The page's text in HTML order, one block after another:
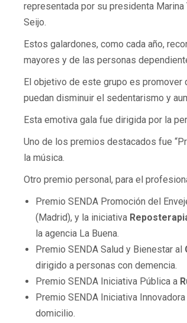
representada por su presidenta
Seijo.
Estos galardones, como cada año,
mayores y de las personas
El objetivo de este grupo es promover
puedan disminuir el sedentarismo y
Esta emotiva gala fue dirigida por la
Uno de los premios destacados fue
la música.
Otro premio personal, para el
Premio SENDA Promoción del
(Madrid), y la iniciativa
la agencia La Buena.
Premio SENDA Salud y Bienestar al
dirigido a personas con demencia.
Premio SENDA Iniciativa Pública a
Premio SENDA Iniciativa Innovadora
domicilio.